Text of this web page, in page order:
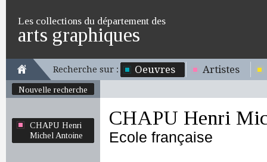
Les collections du département des
arts graphiques
Recherche sur : Oeuvres Artistes
Nouvelle recherche
CHAPU Henri
Michel Antoine
CHAPU Henri
Ecole française